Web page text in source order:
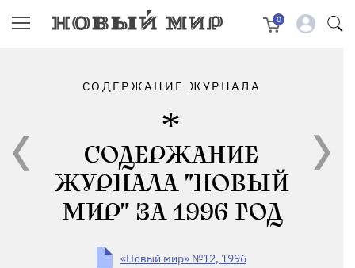
0
СОДЕРЖАНИЕ ЖУРНАЛА
СОДЕРЖАНИЕ
ЖУРНАЛА "НОВЫЙ
МИР" ЗА 1996 ГОД
«Новый мир» №12, 1996